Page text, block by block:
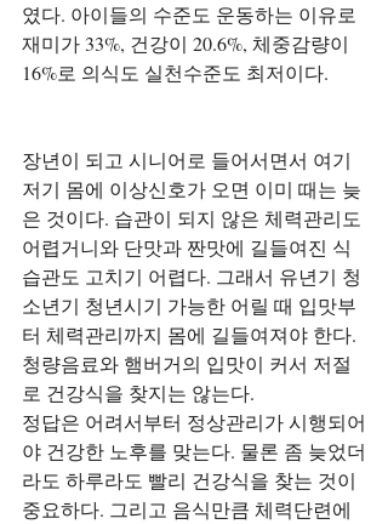
였다. 아이들의 수준도 운동하는 이유로
재미가 33%, 건강이 20.6%, 체중감량이
16%로 의식도 실천수준도 최저이다.
장년이 되고 시니어로 들어서면서 여기
저기 몸에 이상신호가 오면 이미 때는 늦
은 것이다. 습관이 되지 않은 체력관리도
어렵거니와 단맛과 짠맛에 길들여진 식
습관도 고치기 어렵다. 그래서 유년기 청
소년기 청년시기 가능한 어릴 때 입맛부
터 체력관리까지 몸에 길들여져야 한다.
청량음료와 햄버거의 입맛이 커서 저절
로 건강식을 찾지는 않는다.
정답은 어려서부터 정상관리가 시행되어
야 건강한 노후를 맞는다. 물론 좀 늦었더
라도 하루라도 빨리 건강식을 찾는 것이
중요하다. 그리고 음식만큼 체력단련에